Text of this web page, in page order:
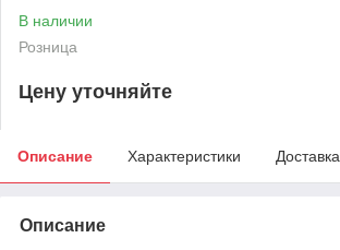
В наличии
Розница
Цену уточняйте
Описание Характеристики Доставка
Описание